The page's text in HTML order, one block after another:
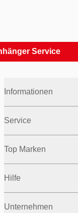
Service
Informationen
Service
Top Marken
Hilfe
Unternehmen